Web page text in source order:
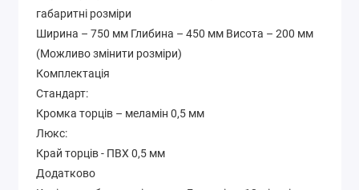
габаритні розміри
Ширина – 750 мм Глибина – 450 мм Висота – 200 мм
(Можливо змінити розміри)
Комплектація
Стандарт:
Кромка торців – меламін 0,5 мм
Люкс:
Край торців - ПВХ 0,5 мм
Додатково